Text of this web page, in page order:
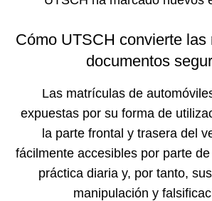
Cómo UTSCH convierte las
documentos
Las matrículas de
expuestas por su forma de
la parte frontal y trasera del
fácilmente accesibles por parte
práctica diaria y, por tanto,
manipulación y